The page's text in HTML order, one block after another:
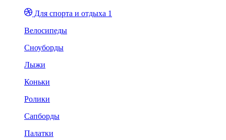
Для спорта и отдыха 1
Велосипеды
Сноуборды
Лыжи
Коньки
Ролики
Сапборды
Палатки